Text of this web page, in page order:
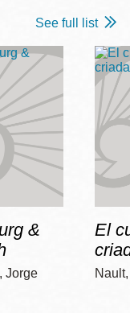
See full list
&
Jorge
El